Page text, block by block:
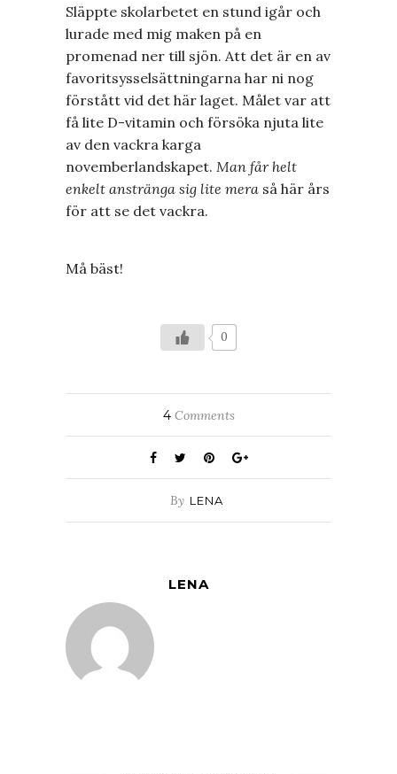
Släppte skolarbetet en stund igår och
lurade med mig maken på en
promenad ner till sjön. Att det är en av
favoritsysselsättningarna har ni nog
förstått vid det här laget. Målet var att
få lite D-vitamin och försöka njuta lite
av den vackra karga
novemberlandskapet. Man får helt
enkelt anstränga sig lite mera så här års
för att se det vackra.
Må bäst!
0
4Comments
By LENA
LENA